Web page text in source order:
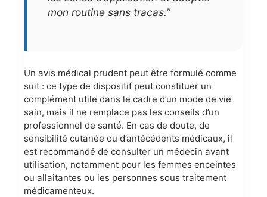
mon routine sans tracas.”
Un avis médical prudent peut être formulé comme
suit : ce type de dispositif peut constituer un
complément utile dans le cadre d’un mode de vie
sain, mais il ne remplace pas les conseils d’un
professionnel de santé. En cas de doute, de
sensibilité cutanée ou d’antécédents médicaux, il
est recommandé de consulter un médecin avant
utilisation, notamment pour les femmes enceintes
ou allaitantes ou les personnes sous traitement
médicamenteux.